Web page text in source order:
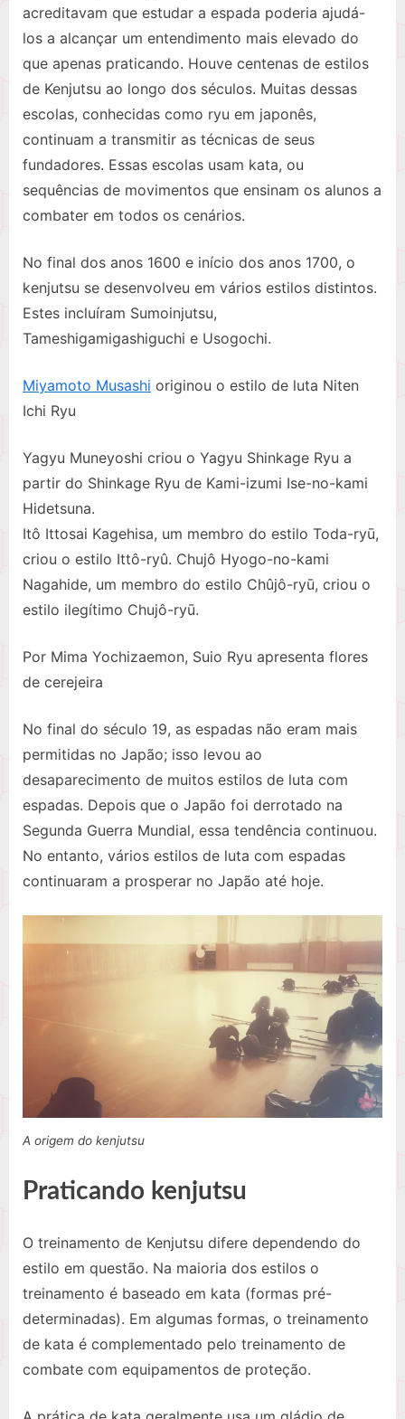
acreditavam que estudar a espada poderia ajudá-
los a alcançar um entendimento mais elevado do
que apenas praticando. Houve centenas de estilos
de Kenjutsu ao longo dos séculos. Muitas dessas
escolas, conhecidas como ryu em japonês,
continuam a transmitir as técnicas de seus
fundadores. Essas escolas usam kata, ou
sequências de movimentos que ensinam os alunos a
combater em todos os cenários.
No final dos anos 1600 e início dos anos 1700, o
kenjutsu se desenvolveu em vários estilos distintos.
Estes incluíram Sumoinjutsu,
Tameshigamigashiguchi e Usogochi.
Miyamoto Musashi originou o estilo de luta Niten
Ichi Ryu
Yagyu Muneyoshi criou o Yagyu Shinkage Ryu a
partir do Shinkage Ryu de Kami-izumi Ise-no-kami
Hidetsuna.
Itô Ittosai Kagehisa, um membro do estilo Toda-ryū,
criou o estilo Ittô-ryû. Chujô Hyogo-no-kami
Nagahide, um membro do estilo Chûjô-ryū, criou o
estilo ilegítimo Chujô-ryū.
Por Mima Yochizaemon, Suio Ryu apresenta flores
de cerejeira
No final do século 19, as espadas não eram mais
permitidas no Japão; isso levou ao
desaparecimento de muitos estilos de luta com
espadas. Depois que o Japão foi derrotado na
Segunda Guerra Mundial, essa tendência continuou.
No entanto, vários estilos de luta com espadas
continuaram a prosperar no Japão até hoje.
A origem do kenjutsu
Praticando kenjutsu
O treinamento de Kenjutsu difere dependendo do
estilo em questão. Na maioria dos estilos o
treinamento é baseado em kata (formas pré-
determinadas). Em algumas formas, o treinamento
de kata é complementado pelo treinamento de
combate com equipamentos de proteção.